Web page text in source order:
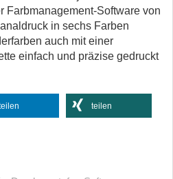
Farbmanagement-Software von
in sechs Farben
auch mit einer
einfach und präzise gedruckt
teilen